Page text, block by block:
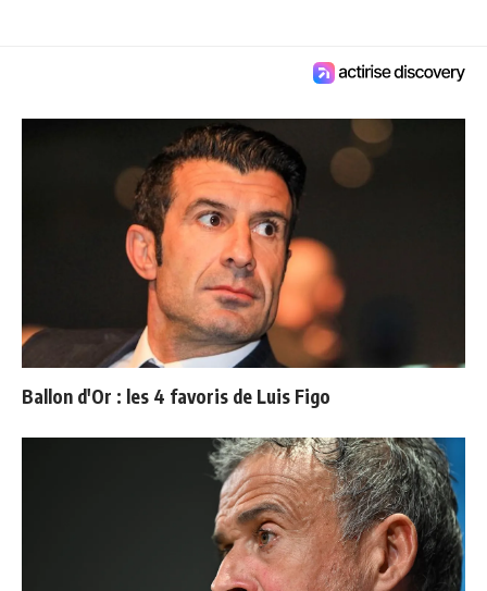
Ballon d'Or : les 4 favoris de Luis Figo